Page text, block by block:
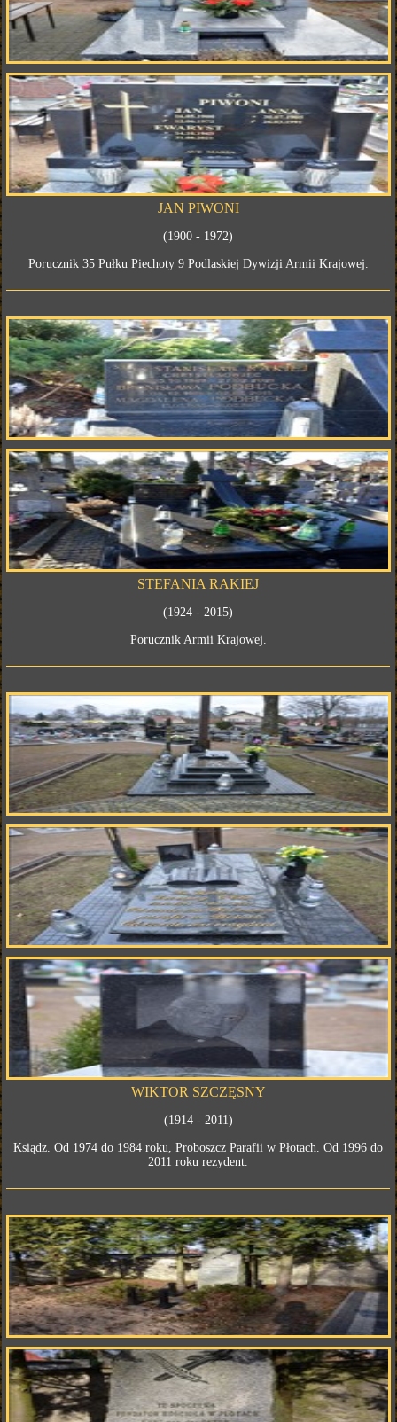
JAN PIWONI
(1900 - 1972)
Porucznik 35 Pułku Piechoty 9 Podlaskiej Dywizji Armii Krajowej.
STEFANIA RAKIEJ
(1924 - 2015)
Porucznik Armii Krajowej.
WIKTOR SZCZĘSNY
(1914 - 2011)
Ksiądz. Od 1974 do 1984 roku, Proboszcz Parafii w Płotach. Od 1996 do
2011 roku rezydent.